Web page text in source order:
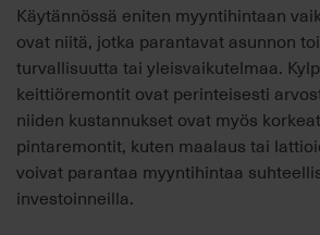
Käytännössä eniten myyntihintaan
ovat niitä, jotka parantavat asunnon
turvallisuutta tai yleisvaikutelmaa.
keittiöremontit ovat perinteisesti
niiden kustannukset ovat myös
pintaremontit, kuten maalaus tai
voivat parantaa myyntihintaa
investoinneilla.